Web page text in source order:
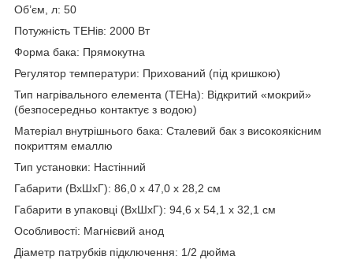
Об’єм, л: 50
Потужність ТЕНів: 2000 Вт
Форма бака: Прямокутна
Регулятор температури: Прихований (під кришкою)
Тип нагрівального елемента (ТЕНа): Відкритий «мокрий»
(безпосередньо контактує з водою)
Матеріал внутрішнього бака: Сталевий бак з високоякісним
покриттям емаллю
Тип установки: Настінний
Габарити (ВхШхГ): 86,0 х 47,0 х 28,2 см
Габарити в упаковці (ВхШхГ): 94,6 х 54,1 х 32,1 см
Особливості: Магнієвий анод
Діаметр патрубків підключення: 1/2 дюйма